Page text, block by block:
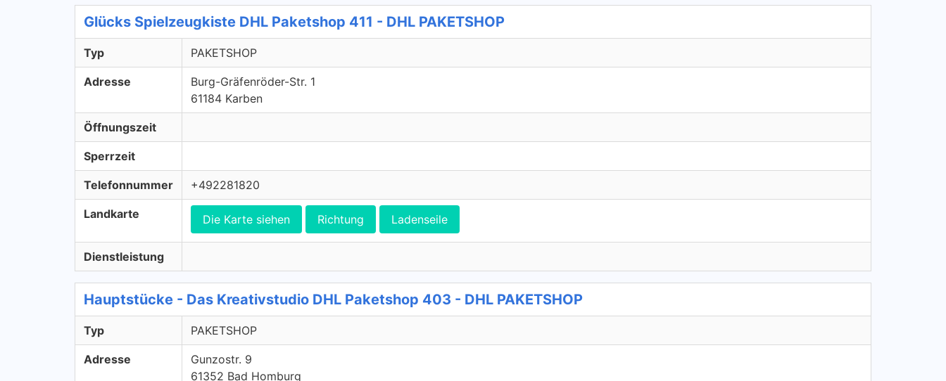
Glücks Spielzeugkiste DHL Paketshop 411 - DHL PAKETSHOP
Typ PAKETSHOP
Adresse
Burg-Gräfenröder-Str. 1
61184 Karben
Öffnungszeit
Sperrzeit
Telefonnummer +492281820
Landkarte Die Karte siehen Richtung Ladenseile
Dienstleistung
Hauptstücke - Das Kreativstudio DHL Paketshop 403 - DHL PAKETSHOP
Typ PAKETSHOP
Adresse
Gunzostr. 9
61352 Bad Homburg